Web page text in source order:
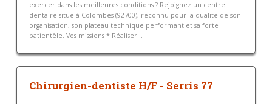
exercer dans les meilleures conditions ? Rejoignez un centre
dentaire situé à Colombes (92700), reconnu pour la qualité de son
organisation, son plateau technique performant et sa forte
patientèle. Vos missions * Réaliser...
Chirurgien-dentiste H/F - Serris 77